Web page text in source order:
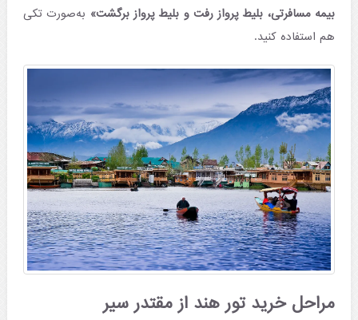
بیمه مسافرتی، بلیط پرواز رفت و بلیط پرواز برگشت» به‌صورت تکی
هم استفاده کنید.
مراحل خرید تور هند از مقتدر سیر